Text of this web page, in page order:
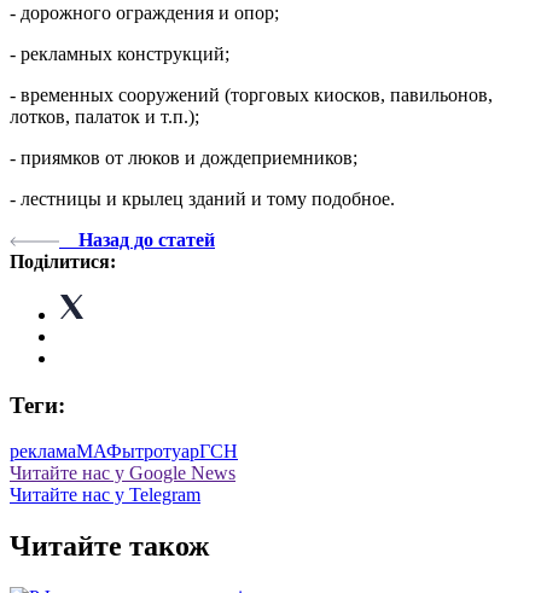
- дорожного ограждения и опор;
- рекламных конструкций;
- временных сооружений (торговых киосков, павильонов,
лотков, палаток и т.п.);
- приямков от люков и дождеприемников;
- лестницы и крылец зданий и тому подобное.
Назад до статей
Поділитися:
Теги:
рекламаМАФытротуарГСН
Читайте нас у Google News
Читайте нас у Telegram
Читайте також